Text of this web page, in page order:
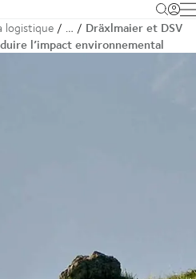
logistique …
Dräxlmaier et DSV
l’impact environnemental